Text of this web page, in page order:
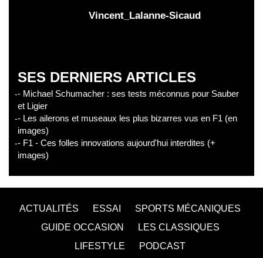
Vincent_Lalanne-Sicaud
SES DERNIERS ARTICLES
- Michael Schumacher : ses tests méconnus pour Sauber
et Ligier
- Les ailerons et museaux les plus bizarres vus en F1 (en
images)
- F1 - Ces folles innovations aujourd'hui interdites (+
images)
ACTUALITÉS ESSAI
SPORTS MÉCANIQUES
GUIDE OCCASION
LES CLASSIQUES
LIFESTYLE
PODCAST